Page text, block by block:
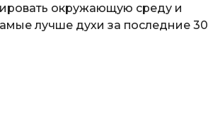
окружающую среду и
лучше духи за последние 30